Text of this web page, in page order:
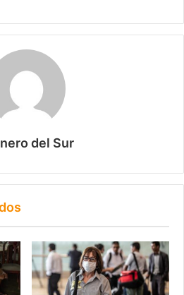
del Sur